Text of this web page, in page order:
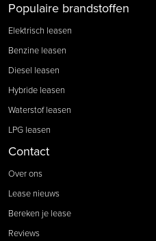
Populaire brandstoffen
Elektrisch leasen
Benzine leasen
Diesel leasen
Hybride leasen
Waterstof leasen
LPG leasen
Contact
Over ons
Lease nieuws
Bereken je lease
Reviews